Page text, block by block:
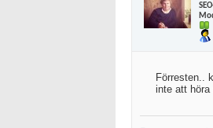
Förresten..
inte att höra